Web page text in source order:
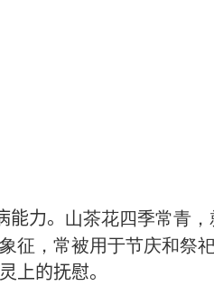
能力。 山茶花四季常青，
征 ， 常被用于节庆和祭
上的抚慰。